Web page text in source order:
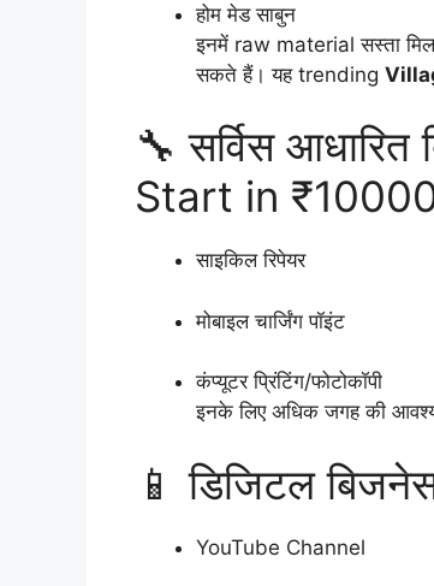
होम मेड साबुन
इनमें raw material सस्ता
सकते हैं। यह trending
🔧 सर्विस
Start in
साइकिल रिपेयर
मोबाइल चार्जिंग पॉइंट
कंप्यूटर प्रिंटिंग/फोटोकॉपी
इनके लिए अधिक जगह की
📱 डिजिटल
YouTube Channel